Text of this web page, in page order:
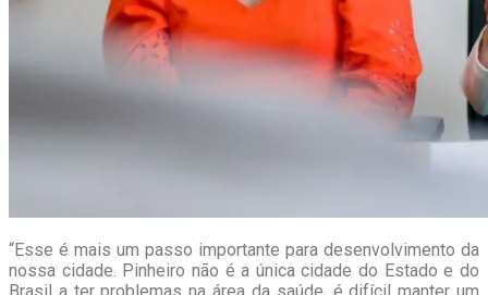
“Esse é mais um passo importante para desenvolvimento da
nossa cidade. Pinheiro não é a única cidade do Estado e do